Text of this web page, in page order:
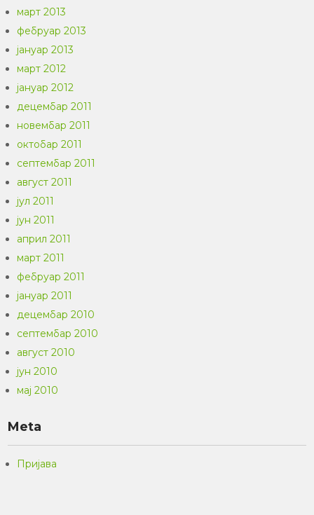
март 2013
фебруар 2013
јануар 2013
март 2012
јануар 2012
децембар 2011
новембар 2011
октобар 2011
септембар 2011
август 2011
јул 2011
јун 2011
април 2011
март 2011
фебруар 2011
јануар 2011
децембар 2010
септембар 2010
август 2010
јун 2010
мај 2010
Meta
Пријава